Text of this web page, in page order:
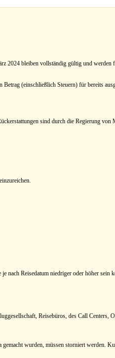
2024 bleiben vollständig gültig und werden
(einschließlich Steuern) für bereits
sind durch die Regierung
nach Reisedatum niedriger oder höher sein
Reisebüros, des Call Centers,
wurden, müssen storniert werden.